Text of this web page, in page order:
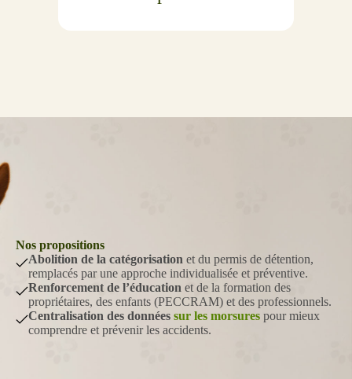
Nos propositions
Abolition de la catégorisation et du permis de détention,
remplacés par une approche individualisée et préventive.
Renforcement de l’éducation et de la formation des
propriétaires, des enfants (PECCRAM) et des professionnels.
Centralisation des données sur les morsures pour mieux
comprendre et prévenir les accidents.